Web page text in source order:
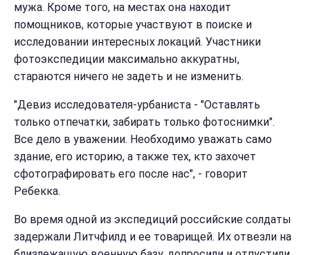
мужа. Кроме того, на местах она находит
помощников, которые участвуют в поиске и
исследовании интересных локаций. Участники
фотоэкспедиции максимально аккуратны,
стараются ничего не задеть и не изменить.
"Девиз исследователя-урбаниста - "Оставлять
только отпечатки, забирать только фотоснимки".
Все дело в уважении. Необходимо уважать само
здание, его историю, а также тех, кто захочет
сфотографировать его после нас", - говорит
Ребекка.
Во время одной из экспедиций российские солдаты
задержали Литчфилд и ее товарищей. Их отвезли на